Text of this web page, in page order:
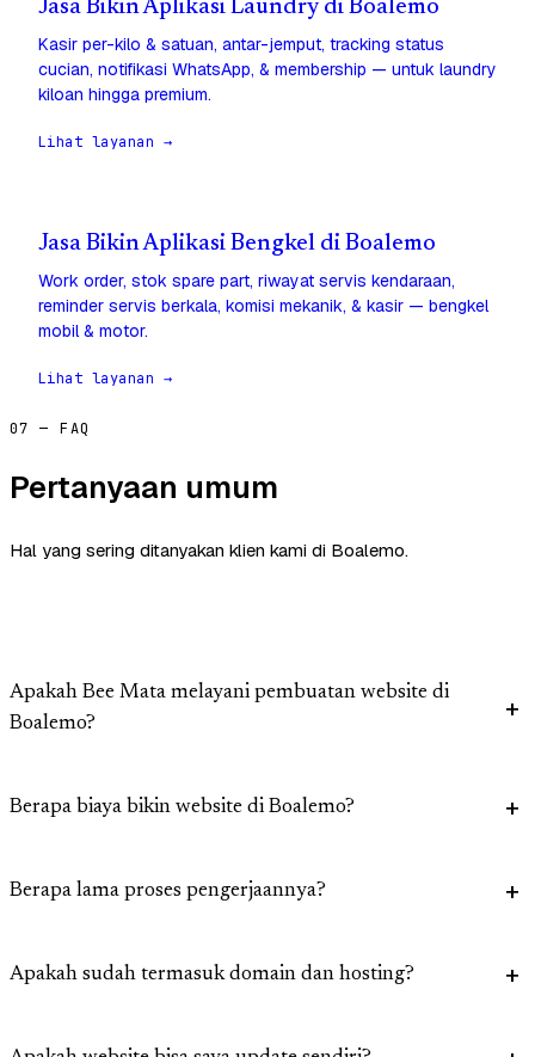
Jasa Bikin Aplikasi Laundry di Boalemo
Kasir per-kilo & satuan, antar-jemput, tracking status
cucian, notifikasi WhatsApp, & membership — untuk laundry
kiloan hingga premium.
Lihat layanan →
Jasa Bikin Aplikasi Bengkel di Boalemo
Work order, stok spare part, riwayat servis kendaraan,
reminder servis berkala, komisi mekanik, & kasir — bengkel
mobil & motor.
Lihat layanan →
07 — FAQ
Pertanyaan umum
Hal yang sering ditanyakan klien kami di Boalemo.
Apakah Bee Mata melayani pembuatan website di
Boalemo?
Berapa biaya bikin website di Boalemo?
Berapa lama proses pengerjaannya?
Apakah sudah termasuk domain dan hosting?